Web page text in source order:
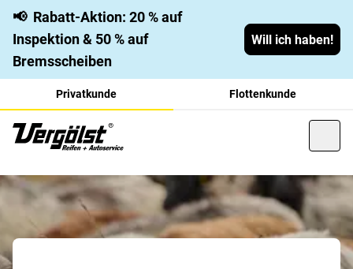
📢 Rabatt-Aktion: 20 % auf
Inspektion & 50 % auf
Bremsscheiben
Will ich haben!
Privatkunde Flottenkunde